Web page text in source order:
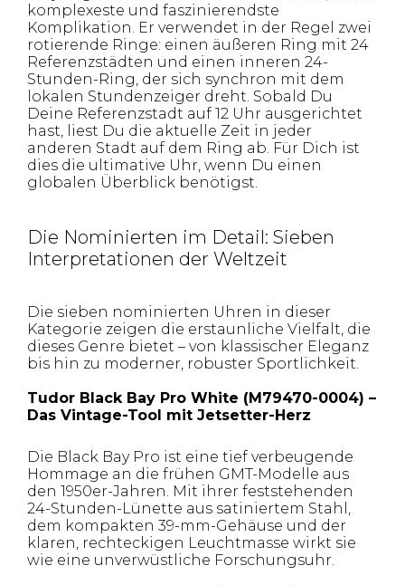
komplexeste und faszinierendste
Komplikation. Er verwendet in der Regel zwei
rotierende Ringe: einen äußeren Ring mit 24
Referenzstädten und einen inneren 24-
Stunden-Ring, der sich synchron mit dem
lokalen Stundenzeiger dreht. Sobald Du
Deine Referenzstadt auf 12 Uhr ausgerichtet
hast, liest Du die aktuelle Zeit in jeder
anderen Stadt auf dem Ring ab. Für Dich ist
dies die ultimative Uhr, wenn Du einen
globalen Überblick benötigst.
Die Nominierten im Detail: Sieben
Interpretationen der Weltzeit
Die sieben nominierten Uhren in dieser
Kategorie zeigen die erstaunliche Vielfalt, die
dieses Genre bietet – von klassischer Eleganz
bis hin zu moderner, robuster Sportlichkeit.
Tudor Black Bay Pro White (M79470-0004) –
Das Vintage-Tool mit Jetsetter-Herz
Die Black Bay Pro ist eine tief verbeugende
Hommage an die frühen GMT-Modelle aus
den 1950er-Jahren. Mit ihrer feststehenden
24-Stunden-Lünette aus satiniertem Stahl,
dem kompakten 39-mm-Gehäuse und der
klaren, rechteckigen Leuchtmasse wirkt sie
wie eine unverwüstliche Forschungsuhr.